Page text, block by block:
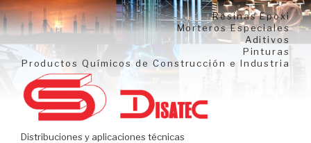
Ir
al
contenido
Resinas Epoxi
Morteros Especiales
Aditivos
Pinturas
Productos Químicos de Construcción e Industria
Distribuciones y aplicaciones técnicas